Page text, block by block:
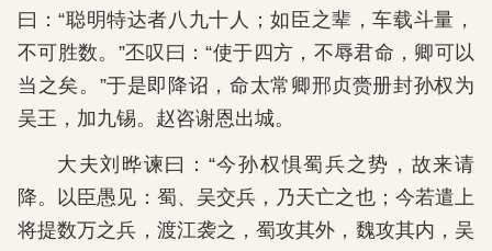
曰：“聪明特达者八九十人；如臣之辈，车载斗量，
不可胜数。”丕叹曰：“使于四方，不辱君命，卿可以
当之矣。”于是即降诏，命太常卿邢贞赍册封孙权为
吴王，加九锡。赵咨谢恩出城。
大夫刘晔谏曰：“今孙权惧蜀兵之势，故来请
降。以臣愚见：蜀、吴交兵，乃天亡之也；今若遣上
将提数万之兵，渡江袭之，蜀攻其外，魏攻其内，吴